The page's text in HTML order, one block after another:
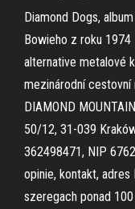
Diamond Dogs,
Bowieho z roku 1974
alternative metalové
mezinárodní
DIAMOND
50/12, 31-039
362498471, NIP
opinie, kontakt, adres
szeregach ponad